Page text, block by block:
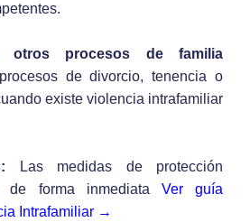
otros procesos de familia
de divorcio, tenencia o
existe violencia intrafamiliar
Las medidas de protección
de forma inmediata Ver guía
Intrafamiliar →